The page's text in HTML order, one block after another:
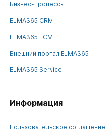
Бизнес-процессы
ELMA365 CRM
ELMA365 ECM
Внешний портал ELMA365
ELMA365 Service
Информация
Пользовательское соглашение